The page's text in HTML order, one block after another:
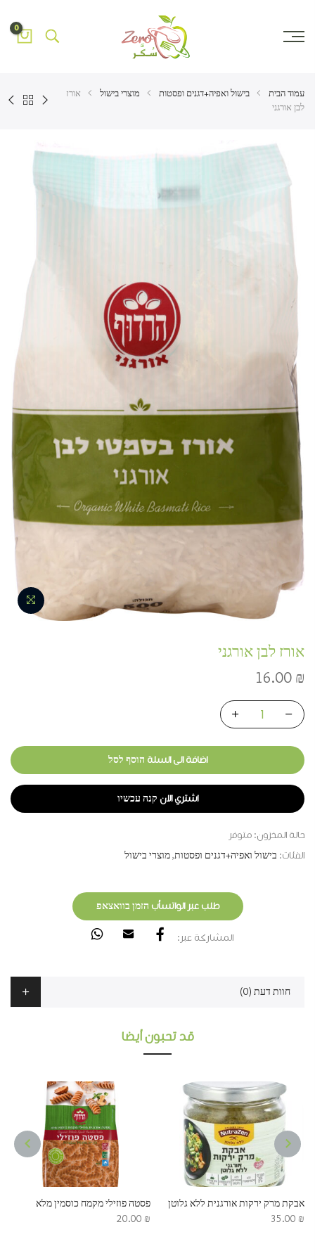
0
עמוד הבית בישול ואפיה+דגנים ופסטות מוצרי בישול
אורז
לבן אורגני
אורז לבן אורגני
16.00 ₪
اضافة الى السلة הוסף לסל
اشتري الان קנה עכשיו
حالة المخزون: متوفر
الفئات: בישול ואפיה+דגנים ופסטות,מוצרי בישול
طلب عبر الواتسأب הזמן בוואצאפ
المشاركة عبر:
חוות דעת (0)
قد تحبون أيضا
PREVIOUS
אבקת מרק ירקות אורגנית ללא גלוטן
35.00 ₪
פסטה פוזילי מקמח כוסמין מלא
20.00 ₪